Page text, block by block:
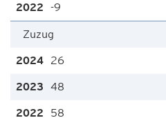
-9
Zuzug
26
48
58